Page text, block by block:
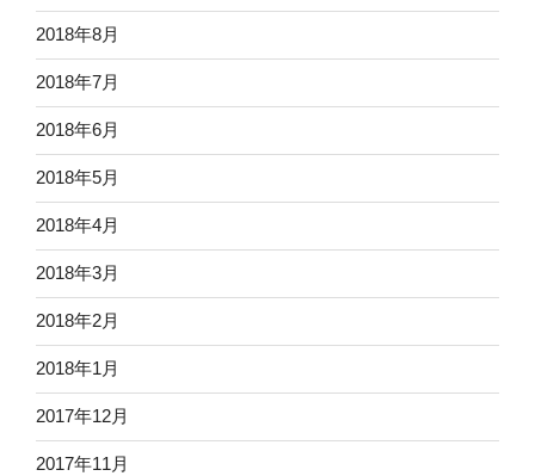
2018年8月
2018年7月
2018年6月
2018年5月
2018年4月
2018年3月
2018年2月
2018年1月
2017年12月
2017年11月